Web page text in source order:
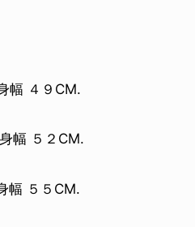
幅 ４９CM.
幅 ５２CM.
幅 ５５CM.